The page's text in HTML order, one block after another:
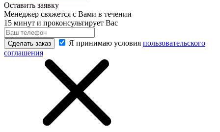
Оставить заявку
Менеджер свяжется с Вами в течении
15 минут и проконсультирует Вас
Сделать заказ Я принимаю условия пользовательского
соглашения